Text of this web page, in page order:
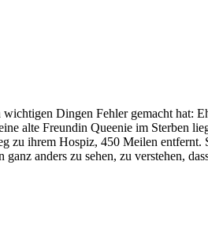
Dingen Fehler gemacht hat:
alte Freundin Queenie im Sterben
zu ihrem Hospiz, 450 Meilen
anders zu sehen, zu verstehen,